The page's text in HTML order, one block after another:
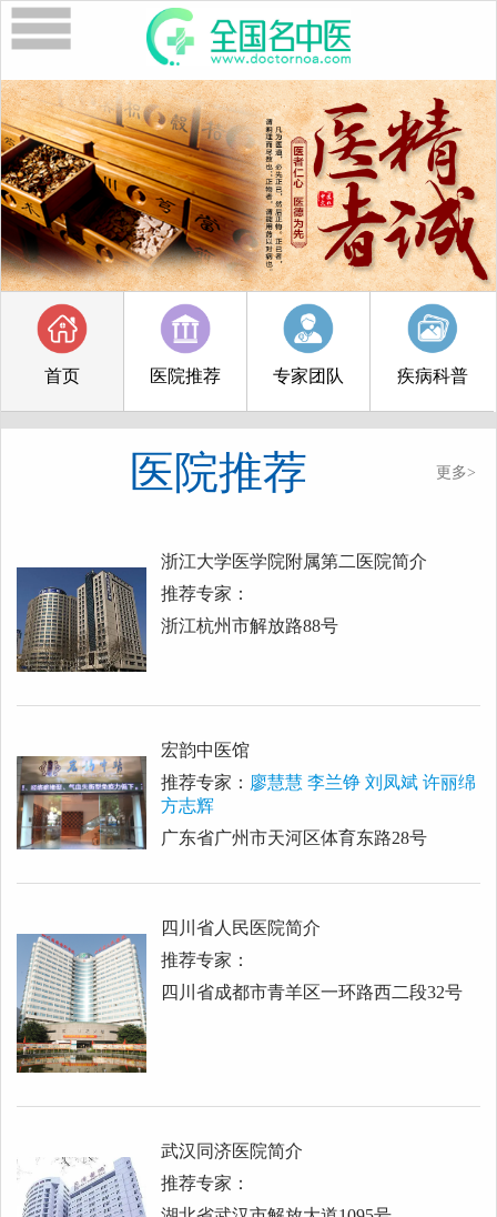
首页 医院推荐 专家团队 疾病科普
医院推荐 更多>
浙江大学医学院附属第二医院简介
推荐专家：
浙江杭州市解放路88号
宏韵中医馆
推荐专家： 廖慧慧 李兰铮 刘凤斌 许丽绵
方志辉
广东省广州市天河区体育东路28号
四川省人民医院简介
推荐专家：
四川省成都市青羊区一环路西二段32号
武汉同济医院简介
推荐专家：